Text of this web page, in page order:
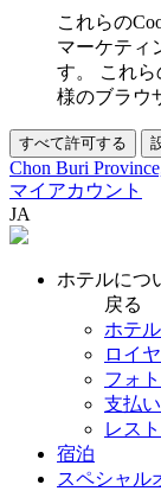
これらの
マーケティ
す。 これら
様のブラウ
すべて許可する
Chon Buri
マイアカウント
JA
ホテルにつ
戻る
ホテ
ロイ
フォ
支払
レス
宿泊
スペシャル